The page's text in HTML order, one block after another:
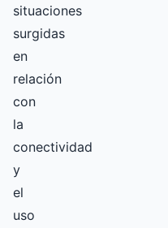
situaciones
surgidas
en
relación
con
la
conectividad
y
el
uso